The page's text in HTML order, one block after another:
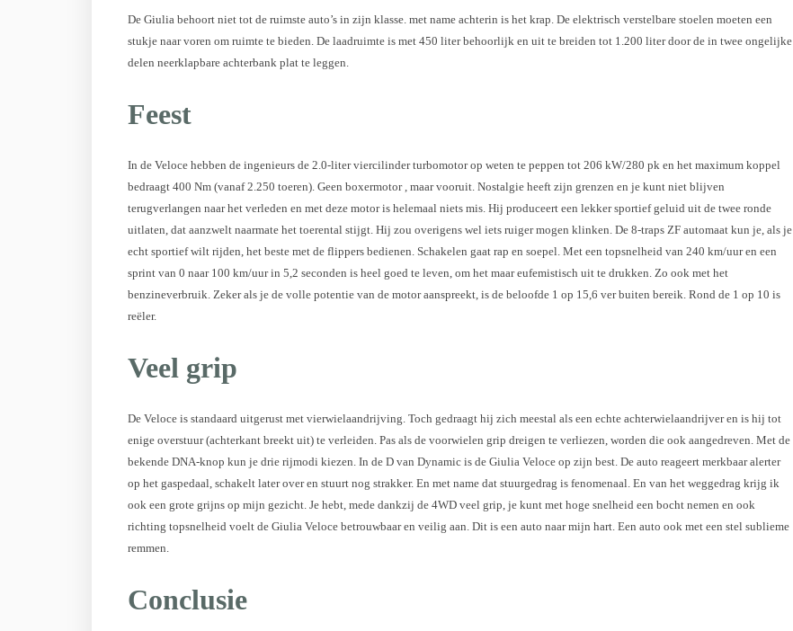
De Giulia behoort niet tot de ruimste auto’s in zijn klasse. met name achterin is het krap. De elektrisch verstelbare stoelen moeten een
stukje naar voren om ruimte te bieden. De laadruimte is met 450 liter behoorlijk en uit te breiden tot 1.200 liter door de in twee ongelijke
delen neerklapbare achterbank plat te leggen.
Feest
In de Veloce hebben de ingenieurs de 2.0-liter viercilinder turbomotor op weten te peppen tot 206 kW/280 pk en het maximum koppel
bedraagt 400 Nm (vanaf 2.250 toeren). Geen boxermotor , maar vooruit. Nostalgie heeft zijn grenzen en je kunt niet blijven
terugverlangen naar het verleden en met deze motor is helemaal niets mis. Hij produceert een lekker sportief geluid uit de twee ronde
uitlaten, dat aanzwelt naarmate het toerental stijgt. Hij zou overigens wel iets ruiger mogen klinken. De 8-traps ZF automaat kun je, als je
echt sportief wilt rijden, het beste met de flippers bedienen. Schakelen gaat rap en soepel. Met een topsnelheid van 240 km/uur en een
sprint van 0 naar 100 km/uur in 5,2 seconden is heel goed te leven, om het maar eufemistisch uit te drukken. Zo ook met het
benzineverbruik. Zeker als je de volle potentie van de motor aanspreekt, is de beloofde 1 op 15,6 ver buiten bereik. Rond de 1 op 10 is
reëler.
Veel grip
De Veloce is standaard uitgerust met vierwielaandrijving. Toch gedraagt hij zich meestal als een echte achterwielaandrijver en is hij tot
enige overstuur (achterkant breekt uit) te verleiden. Pas als de voorwielen grip dreigen te verliezen, worden die ook aangedreven. Met de
bekende DNA-knop kun je drie rijmodi kiezen. In de D van Dynamic is de Giulia Veloce op zijn best. De auto reageert merkbaar alerter
op het gaspedaal, schakelt later over en stuurt nog strakker. En met name dat stuurgedrag is fenomenaal. En van het weggedrag krijg ik
ook een grote grijns op mijn gezicht. Je hebt, mede dankzij de 4WD veel grip, je kunt met hoge snelheid een bocht nemen en ook
richting topsnelheid voelt de Giulia Veloce betrouwbaar en veilig aan. Dit is een auto naar mijn hart. Een auto ook met een stel sublieme
remmen.
Conclusie